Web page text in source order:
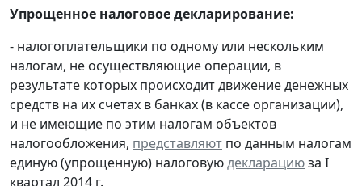
Упрощенное налоговое декларирование:
- налогоплательщики по одному или нескольким
налогам, не осуществляющие операции, в
результате которых происходит движение денежных
средств на их счетах в банках (в кассе организации),
и не имеющие по этим налогам объектов
налогообложения, представляют по данным налогам
единую (упрощенную) налоговуюдекларациюза I
квартал 2014 г.